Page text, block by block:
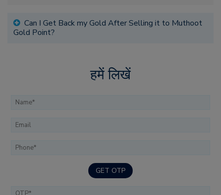
Can I Get Back my Gold After Selling it to Muthoot
Gold Point?
हमें लिखें
GET OTP